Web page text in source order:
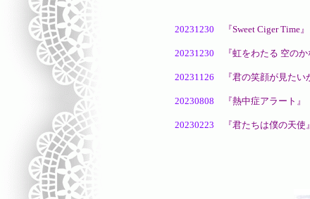
20231230 『Sweet Ciger Time』
20231230 『虹をわたる 空のか
20231126 『君の笑顔が見たい
20230808 『熱中症アラート』
20230223 『君たちは僕の天使』
1/24にベルカちゃんが